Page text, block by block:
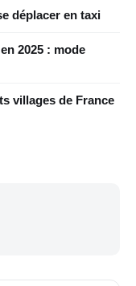
déplacer en taxi
2025 : mode
villages de France